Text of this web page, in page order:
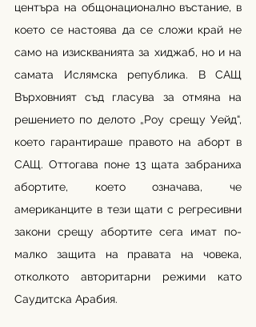
центъра на общонационално въстание, в
което се настоява да се сложи край не
само на изискванията за хиджаб, но и на
самата Ислямска република. В САЩ
Върховният съд гласува за отмяна на
решението по делото „Роу срещу Уейд“,
което гарантираше правото на аборт в
САЩ. Оттогава поне 13 щата забраниха
абортите, което означава, че
американците в тези щати с регресивни
закони срещу абортите сега имат по-
малко защита на правата на човека,
отколкото авторитарни режими като
Саудитска Арабия.